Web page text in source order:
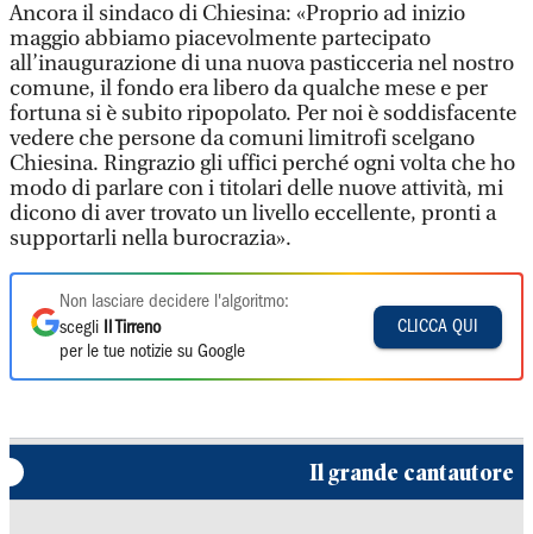
Ancora il sindaco di Chiesina: «Proprio ad inizio
maggio abbiamo piacevolmente partecipato
all’inaugurazione di una nuova pasticceria nel nostro
comune, il fondo era libero da qualche mese e per
fortuna si è subito ripopolato. Per noi è soddisfacente
vedere che persone da comuni limitrofi scelgano
Chiesina. Ringrazio gli uffici perché ogni volta che ho
modo di parlare con i titolari delle nuove attività, mi
dicono di aver trovato un livello eccellente, pronti a
supportarli nella burocrazia».
Non lasciare decidere l'algoritmo:
scegli
Il Tirreno
per le tue notizie su Google
CLICCA QUI
Il grande cantautore